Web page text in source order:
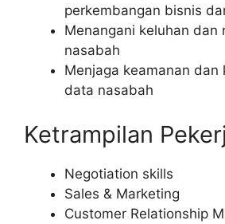
perkembangan bisnis
Menangani keluhan dan
nasabah
Menjaga keamanan dan
data nasabah
Ketrampilan
Negotiation skills
Sales & Marketing
Customer Relationship